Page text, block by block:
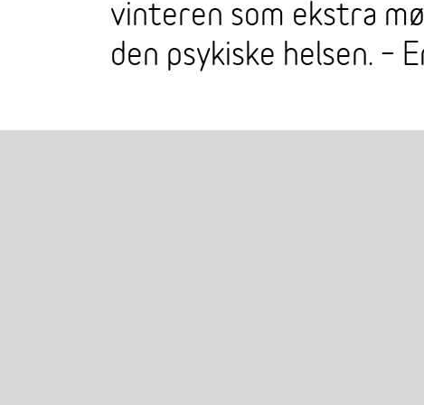
vinteren som ekstra
den psykiske helsen. –